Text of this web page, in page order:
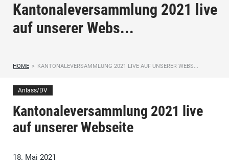
Kantonaleversammlung 2021 live
auf unserer Webs...
HOME > KANTONALEVERSAMMLUNG 2021 LIVE AUF UNSERER WEBS...
Anlass/DV
Kantonaleversammlung 2021 live
auf unserer Webseite
18. Mai 2021